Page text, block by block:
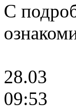
С
28.03
09:53